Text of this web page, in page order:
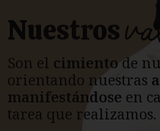
Nuestros
Son el cimiento de
orientando nuestras
manifestándose en
tarea que realizamos.